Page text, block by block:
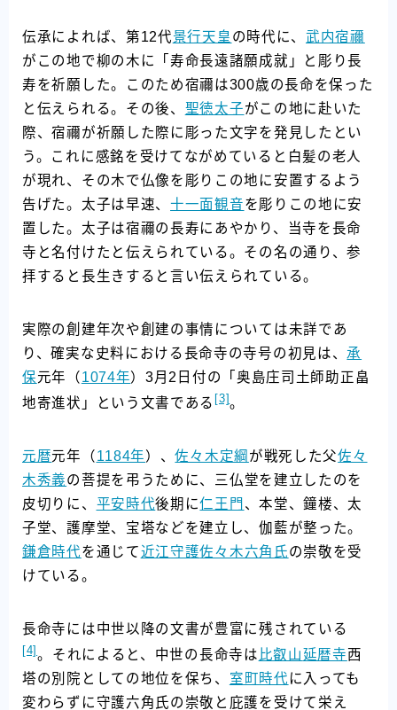
伝承によれば、第12代景行天皇 の時代に、武内宿禰
がこの地で柳の木に「寿命長遠諸願成就」と彫り長
寿を祈願した。このため宿禰は300歳の長命を保った
と伝えられる。その後、 聖徳太子がこの地に赴いた
際、宿禰が祈願した際に彫った文字を発見したとい
う。これに感銘を受けてながめていると白髪の老人
が現れ、その木で仏像を彫りこの地に安置するよう
告げた。太子は早速、十一面観音を彫りこの地に安
置した。太子は宿禰の長寿にあやかり、当寺を長命
寺と名付けたと伝えられている。その名の通り、参
拝すると長生きすると言い伝えられている。
実際の創建年次や創建の事情については未詳であ
り、確実な史料における長命寺の寺号の初見は、 承
保元年（ 1074年）3月2日付の「奥島庄司土師助正畠
地寄進状」という文書である [3]。
元暦元年（ 1184年）、佐々木定綱 が戦死した父佐々
木秀義の菩提を弔うために、三仏堂を建立したのを
皮切りに、 平安時代後期に仁王門 、本堂、鐘楼、太
子堂、護摩堂、宝塔などを建立し、伽藍が整った。
鎌倉時代を通じて近江守護佐々木六角氏の崇敬を受
けている。
長命寺には中世以降の文書が豊富に残されている
[4] 。それによると、中世の長命寺は 比叡山 延暦寺西
塔の別院としての地位を保ち、 室町時代 に入っても
変わらずに守護六角氏の崇敬と庇護を受けて栄え